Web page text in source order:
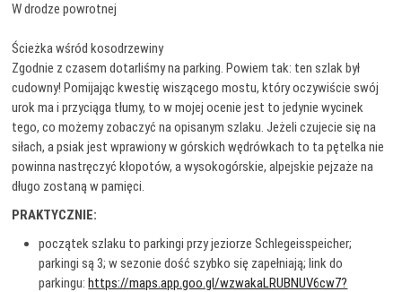
W drodze powrotnej
Ścieżka wśród kosodrzewiny
Zgodnie z czasem dotarliśmy na parking. Powiem tak: ten szlak był
cudowny! Pomijając kwestię wiszącego mostu, który oczywiście swój
urok ma i przyciąga tłumy, to w mojej ocenie jest to jedynie wycinek
tego, co możemy zobaczyć na opisanym szlaku. Jeżeli czujecie się na
siłach, a psiak jest wprawiony w górskich wędrówkach to ta pętelka nie
powinna nastręczyć kłopotów, a wysokogórskie, alpejskie pejzaże na
długo zostaną w pamięci.
PRAKTYCZNIE:
początek szlaku to parkingi przy jeziorze Schlegeisspeicher;
parkingi są 3; w sezonie dość szybko się zapełniają; link do
parkingu:https://maps.app.goo.gl/wzwakaLRUBNUV6cw7?